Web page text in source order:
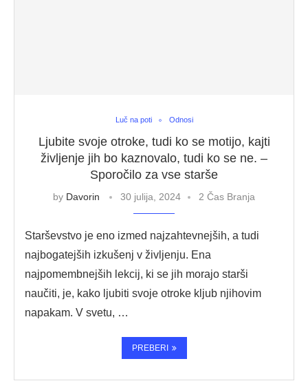
Luč na poti Odnosi
Ljubite svoje otroke, tudi ko se motijo, kajti
življenje jih bo kaznovalo, tudi ko se ne. –
Sporočilo za vse starše
by Davorin 30 julija, 2024 2 Čas Branja
Starševstvo je eno izmed najzahtevnejših, a tudi
najbogatejših izkušenj v življenju. Ena
najpomembnejših lekcij, ki se jih morajo starši
naučiti, je, kako ljubiti svoje otroke kljub njihovim
napakam. V svetu, …
PREBERI